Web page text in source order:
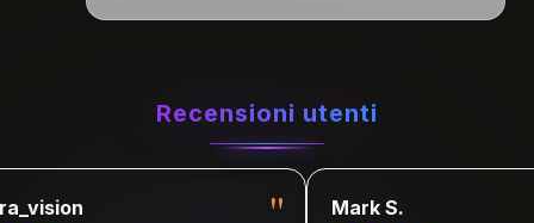
Recensioni utenti
Mark S.